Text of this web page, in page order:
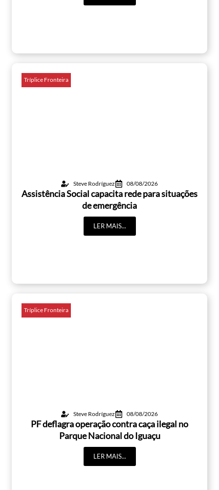
Tríplice Fronteira
Steve Rodríguez 08/08/2026
Assistência Social capacita rede para situações
de emergência
LER MAIS...
Tríplice Fronteira
Steve Rodríguez 08/08/2026
PF deflagra operação contra caça ilegal no
Parque Nacional do Iguaçu
LER MAIS...